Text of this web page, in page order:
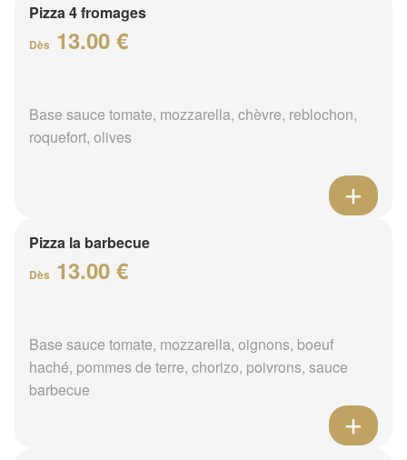
Pizza 4 fromages
Dès 13.00 €
Base sauce tomate, mozzarella, chèvre, reblochon,
roquefort, olives
Pizza la barbecue
Dès 13.00 €
Base sauce tomate, mozzarella, oignons, boeuf
haché, pommes de terre, chorizo, poivrons, sauce
barbecue